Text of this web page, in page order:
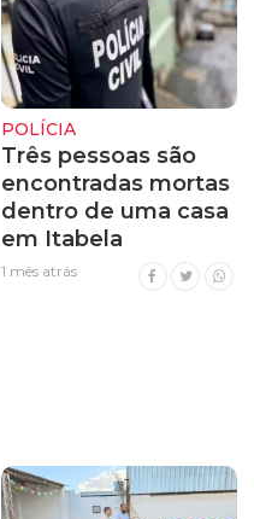
POLÍCIA
Três pessoas são
encontradas mortas
dentro de uma casa
em Itabela
1 mês atrás